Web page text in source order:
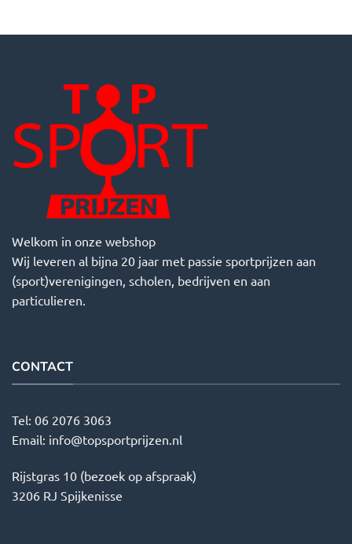
Welkom in onze webshop
Wij leveren al bijna 20 jaar met passie sportprijzen aan
(sport)verenigingen, scholen, bedrijven en aan
particulieren.
CONTACT
Tel: 06 2076 3063
Email: info@topsportprijzen.nl
Rijstgras 10 (bezoek op afspraak)
3206 RJ Spijkenisse